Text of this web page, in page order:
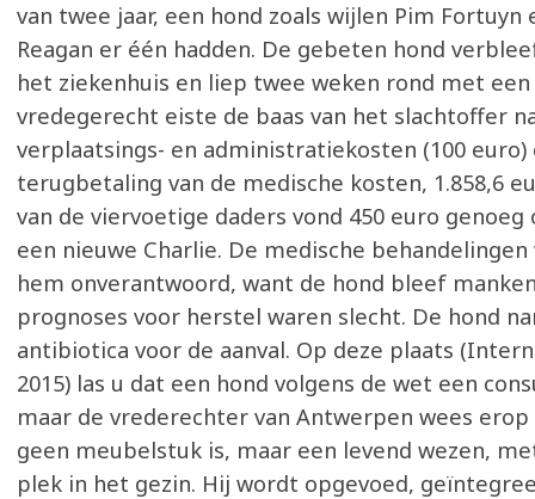
van twee jaar, een hond zoals wijlen Pim Fortuyn
Reagan er één hadden. De gebeten hond
het ziekenhuis en liep twee weken rond met
vredegerecht eiste de baas van het slachtoffer
verplaatsings- en administratiekosten (100 euro)
terugbetaling van de medische kosten, 1.858,6
van de viervoetige daders vond 450 euro
een nieuwe Charlie. De medische
hem onverantwoord, want de hond bleef
prognoses voor herstel waren slecht. De hond
antibiotica voor de aanval. Op deze plaats
2015) las u dat een hond volgens de wet een
maar de vrederechter van Antwerpen wees
geen meubelstuk is, maar een levend wezen,
plek in het gezin. Hij wordt opgevoed,